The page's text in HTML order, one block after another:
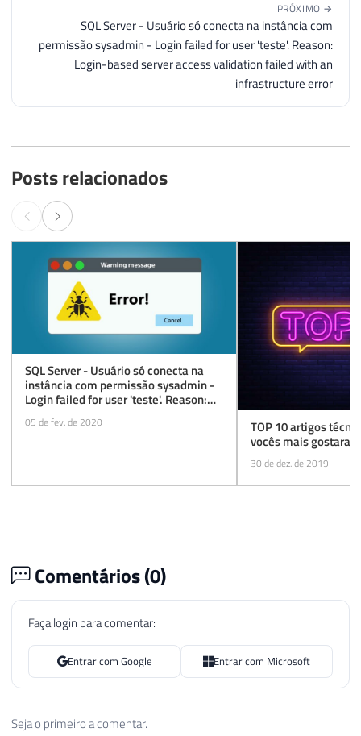
PRÓXIMO →
SQL Server - Usuário só conecta na instância com
permissão sysadmin - Login failed for user 'teste'. Reason:
Login-based server access validation failed with an
infrastructure error
Posts relacionados
SQL Server - Usuário só conecta na
instância com permissão sysadmin -
Login failed for user 'teste'. Reason:
Login-based server access validation
failed with an infrastructure error
05 de fev. de 2020 TOP 10 artigos
vocês mais gostaram
30 de dez. de 2019
Comentários (0)
Faça login para comentar:
Entrar com Google Entrar com Microsoft
Seja o primeiro a comentar.